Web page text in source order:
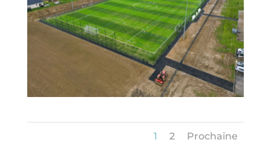
1 2 Prochaine